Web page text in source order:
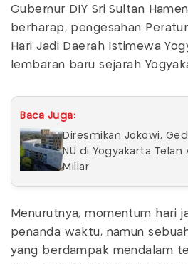
Gubernur DIY Sri Sultan
berharap, pengesahan
Hari Jadi Daerah Istimewa
lembaran baru sejarah
Baca Juga:
Diresmikan Jokowi,
NU di Yogyakarta Telan
Miliar
Menurutnya, momentum hari
penanda waktu, namun
yang berdampak mendalam